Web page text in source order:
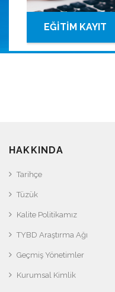
EĞİTİM KAYIT
HAKKINDA
Tarihçe
Tüzük
Kalite Politikamız
TYBD Araştırma Ağı
Geçmiş Yönetimler
Kurumsal Kimlik